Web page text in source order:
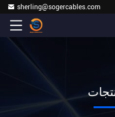
sherling@sogercables.com